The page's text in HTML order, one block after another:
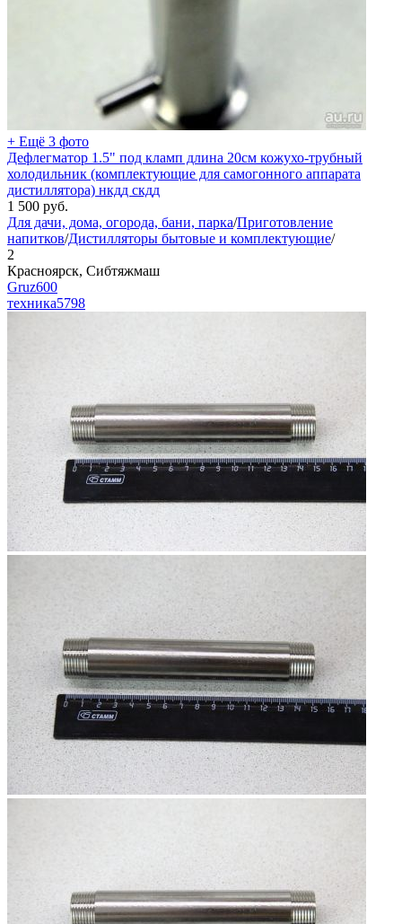
+ Ещё 3 фото
Дефлегматор 1.5" под кламп длина 20см кожухо-трубный
холодильник (комплектующие для самогонного аппарата
дистиллятора) нкдд скдд
1 500 руб.
Для дачи, дома, огорода, бани, парка/Приготовление
напитков/Дистилляторы бытовые и комплектующие/
2
Красноярск, Сибтяжмаш
Gruz600
техника5798